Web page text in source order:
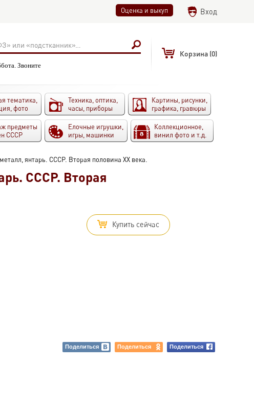
Оценка и выкуп Вход
Звоните
Корзина (0)
тематика,
фото
Техника, оптика,
часы, приборы
Картины, рисунки,
графика, гравюры
предметы
СССР
Елочные игрушки,
игры, машинки
Коллекционное,
винил фото и т.д.
янтарь. СССР. Вторая половина ХХ века.
СССР. Вторая
Купить сейчас
Поделиться Поделиться Поделиться